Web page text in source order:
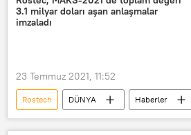
3.1 milyar doları aşan anlaşmalar
imzaladı
23 Temmuz 2021, 11:52
Rostech DÜNYA
Haberler
Rostec
MAKS-2021 Rusya